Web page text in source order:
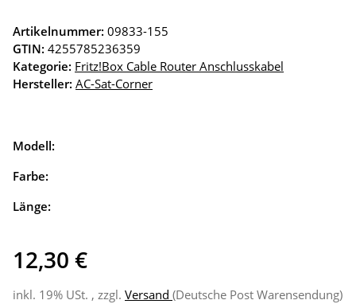
Artikelnummer: 09833-155
GTIN: 4255785236359
Kategorie: Fritz!Box Cable Router Anschlusskabel
Hersteller: AC-Sat-Corner
Modell:
Farbe:
Länge:
12,30 €
inkl. 19% USt. , zzgl. Versand (Deutsche Post Warensendung)